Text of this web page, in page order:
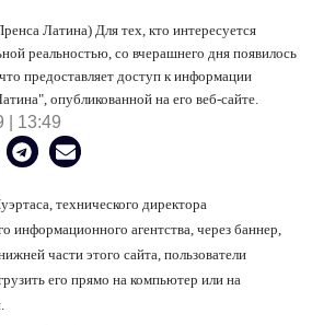
Латина) Для тех, кто интересуется
реальностью, со вчерашнего дня появилось
предоставляет доступ к информации
опубликованной на его веб-сайте.
| 13:49
технического директора
информационного агентства, через баннер,
части этого сайта, пользователи
его прямо на компьютер или на